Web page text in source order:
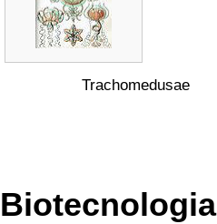
Trachomedusae
Biotecnologia